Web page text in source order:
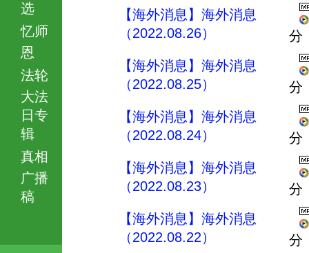
选
忆师
恩
法轮
大法
日专
辑
真相
广播
稿
【海外消息】海外消息
（2022.08.26）
分
【海外消息】海外消息
（2022.08.25）
分
【海外消息】海外消息
（2022.08.24）
分
【海外消息】海外消息
（2022.08.23）
分
【海外消息】海外消息
（2022.08.22）
分